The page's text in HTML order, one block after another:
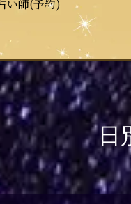
い師(予約)
日